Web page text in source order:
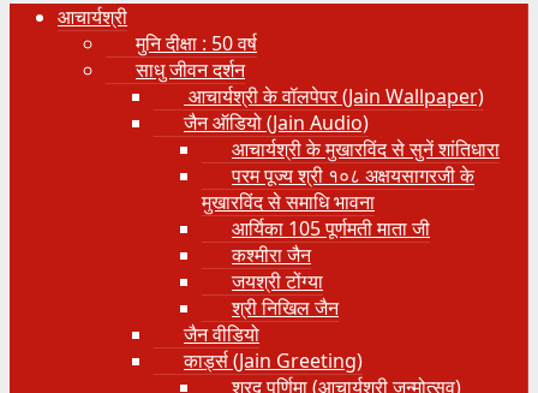
आचार्यश्री
मुनि दीक्षा : 50 वर्ष
साधु जीवन दर्शन
आचार्यश्री के वॉलपेपर (Jain Wallpaper)
जैन ऑडियो (Jain Audio)
आचार्यश्री के मुखारविंद से सुनें शांतिधारा
परम पूज्य श्री १०८ अक्षयसागरजी के
मुखारविंद से समाधि भावना
आर्यिका 105 पूर्णमती माता जी
कश्मीरा जैन
जयश्री टोंग्या
श्री निखिल जैन
जैन वीडियो
कार्ड्स (Jain Greeting)
शरद पूर्णिमा (आचार्यश्री जन्मोत्सव)